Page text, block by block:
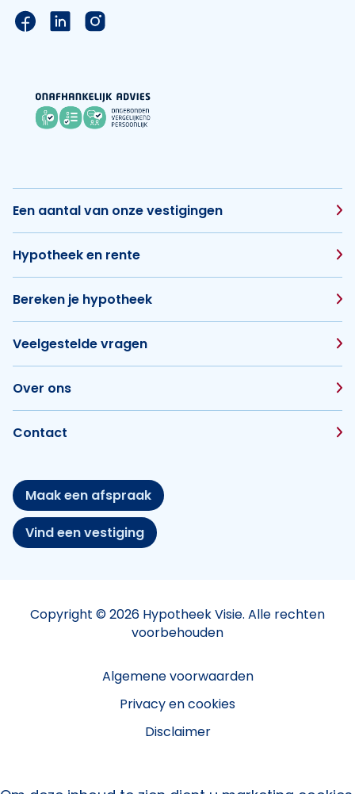
Link naar de Facebook pagina van Hypotheek
Link naar de LinkedIn pagina van
Link naar de Instagram pagina van
Een aantal van onze vestigingen
Hypotheek en rente
Bereken je hypotheek
Veelgestelde vragen
Over ons
Contact
Maak een afspraak
Vind een vestiging
Copyright © 2026 Hypotheek Visie. Alle rechten
voorbehouden
Algemene voorwaarden
Privacy en cookies
Disclaimer